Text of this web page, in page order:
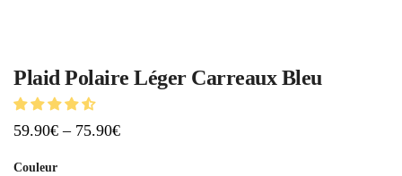
Plaid Polaire Léger Carreaux Bleu
59.90€ – 75.90€
Couleur